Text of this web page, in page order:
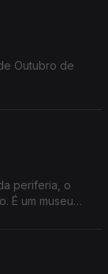
Outubro de
periferia, o
É um museu